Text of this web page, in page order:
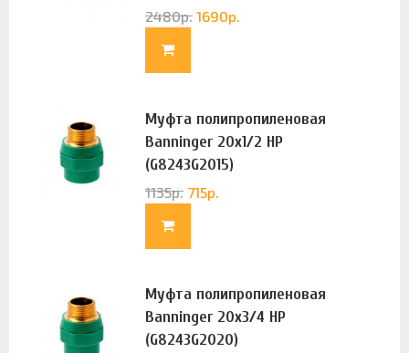
2480р. 1690р.
Муфта полипропиленовая
Banninger 20х1/2 НР
(G8243G2015)
1135р. 715р.
Муфта полипропиленовая
Banninger 20х3/4 НР
(G8243G2020)